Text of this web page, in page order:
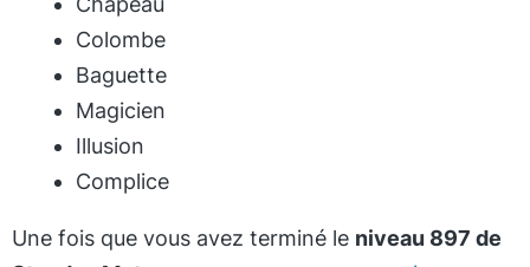
Colombe
Baguette
Magicien
Illusion
Complice
Une fois que vous avez terminé le niveau 897 de